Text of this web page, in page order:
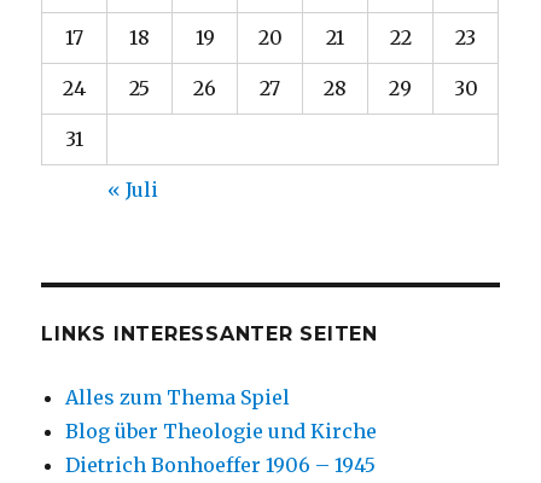
17 18 19 20 21 22 23
24 25 26 27 28 29 30
31
« Juli
LINKS INTERESSANTER SEITEN
Alles zum Thema Spiel
Blog über Theologie und Kirche
Dietrich Bonhoeffer 1906 – 1945